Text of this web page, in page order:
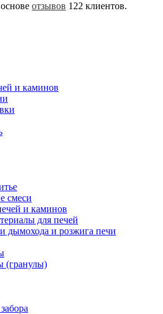
отзывов 122 клиентов.
и каминов
смеси
и каминов
для печей
дымохода и розжига печи
(гранулы)